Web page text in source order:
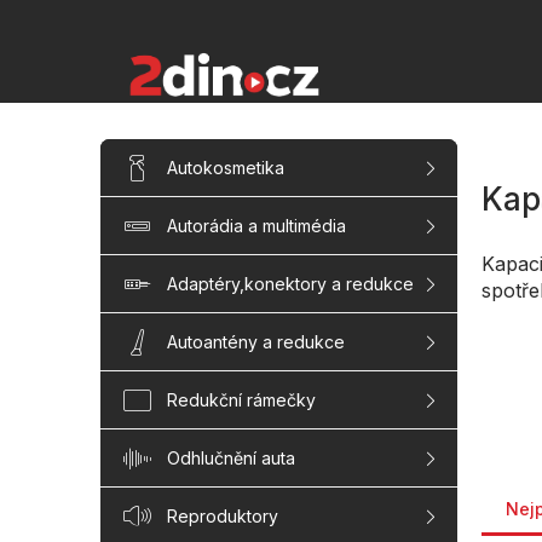
P
s
r
n
í
l
Přeskočit
kategorieAutokosmetika
Autorádia a multimédia
Adaptéry,konektory a redukce
Autoantény a redukce
Redukční rámečky
Odhlučnění auta
Reproduktory